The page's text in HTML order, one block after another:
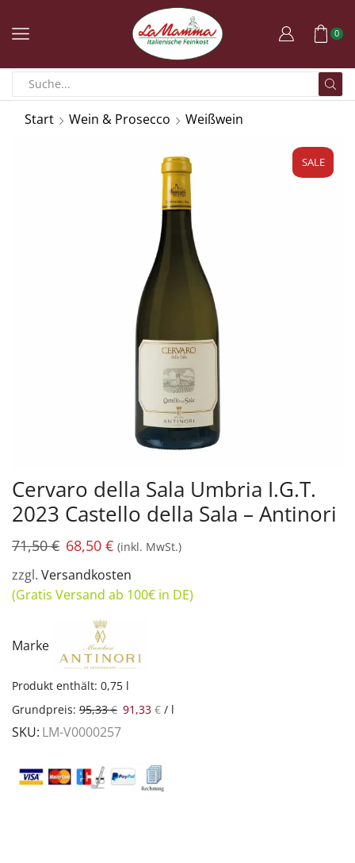
0
Start Wein & Prosecco Weißwein
SALE
Cervaro della Sala Umbria I.G.T.
2023 Castello della Sala – Antinori
71,50€ 68,50 € (inkl. MwSt.)
zzgl. Versandkosten
(Gratis Versand ab 100€ in DE)
Marke
Produkt enthält: 0,75 l
Grundpreis: 95,33€ 91,33 € / l
SKU: LM-V0000257